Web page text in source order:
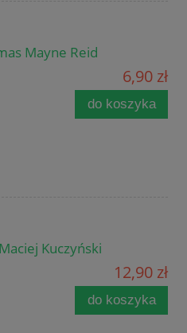
Mayne Reid
6,90 zł
do koszyka
Kuczyński
12,90 zł
do koszyka